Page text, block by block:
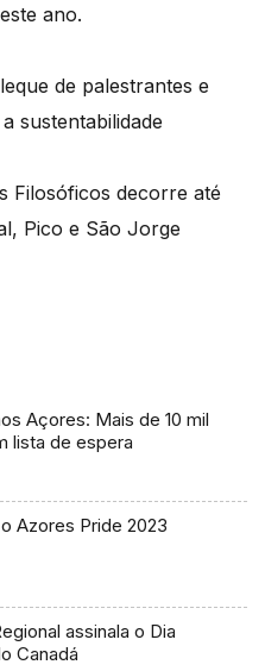
ano.
de palestrantes e
sustentabilidade
Filosóficos decorre até
Pico e São Jorge
Açores: Mais de 10 mil
lista de espera
Azores Pride 2023
assinala o Dia
Canadá